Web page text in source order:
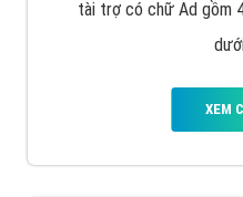
tài trợ có chữ Ad gồm
XEM